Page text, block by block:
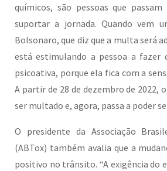
químicos, são pessoas que
suportar a jornada. Quando vem
Bolsonaro, que diz que a multa será
está estimulando a pessoa a fazer
psicoativa, porque ela fica com a
A partir de 28 de dezembro de 2022,
ser multado e, agora, passa a poder
O presidente da Associação
(ABTox) também avalia que a
positivo no trânsito. “A exigência do